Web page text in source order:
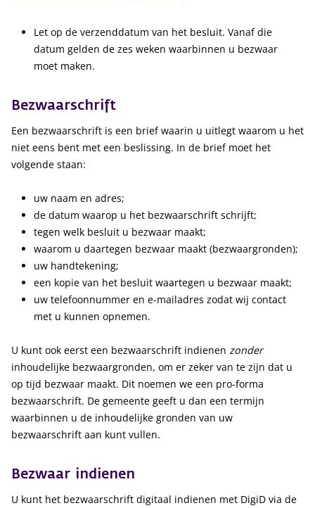
Let op de verzenddatum van het besluit. Vanaf die
datum gelden de zes weken waarbinnen u bezwaar
moet maken.
Bezwaarschrift
Een bezwaarschrift is een brief waarin u uitlegt waarom u het
niet eens bent met een beslissing. In de brief moet het
volgende staan:
uw naam en adres;
de datum waarop u het bezwaarschrift schrijft;
tegen welk besluit u bezwaar maakt;
waarom u daartegen bezwaar maakt (bezwaargronden);
uw handtekening;
een kopie van het besluit waartegen u bezwaar maakt;
uw telefoonnummer en e-mailadres zodat wij contact
met u kunnen opnemen.
U kunt ook eerst een bezwaarschrift indienen zonder
inhoudelijke bezwaargronden, om er zeker van te zijn dat u
op tijd bezwaar maakt. Dit noemen we een pro-forma
bezwaarschrift. De gemeente geeft u dan een termijn
waarbinnen u de inhoudelijke gronden van uw
bezwaarschrift aan kunt vullen.
Bezwaar indienen
U kunt het bezwaarschrift digitaal indienen met DigiD via de